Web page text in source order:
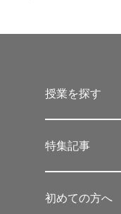
授業を探す
特集記事
初めての方へ